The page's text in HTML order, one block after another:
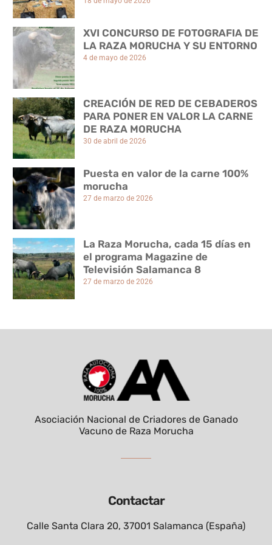
XVI CONCURSO DE FOTOGRAFIA DE
LA RAZA MORUCHA Y SU ENTORNO
4 de mayo de 2026
CREACIÓN DE RED DE CEBADEROS
PARA PONER EN VALOR LA CARNE
DE RAZA MORUCHA
30 de abril de 2026
Puesta en valor de la carne 100%
morucha
27 de marzo de 2026
La Raza Morucha, cada 15 días en
el programa Magazine de
Televisión Salamanca 8
27 de marzo de 2026
Contactar
Calle Santa Clara 20, 37001 Salamanca (España)
Asociación Nacional de Criadores de Ganado
Vacuno de Raza Morucha